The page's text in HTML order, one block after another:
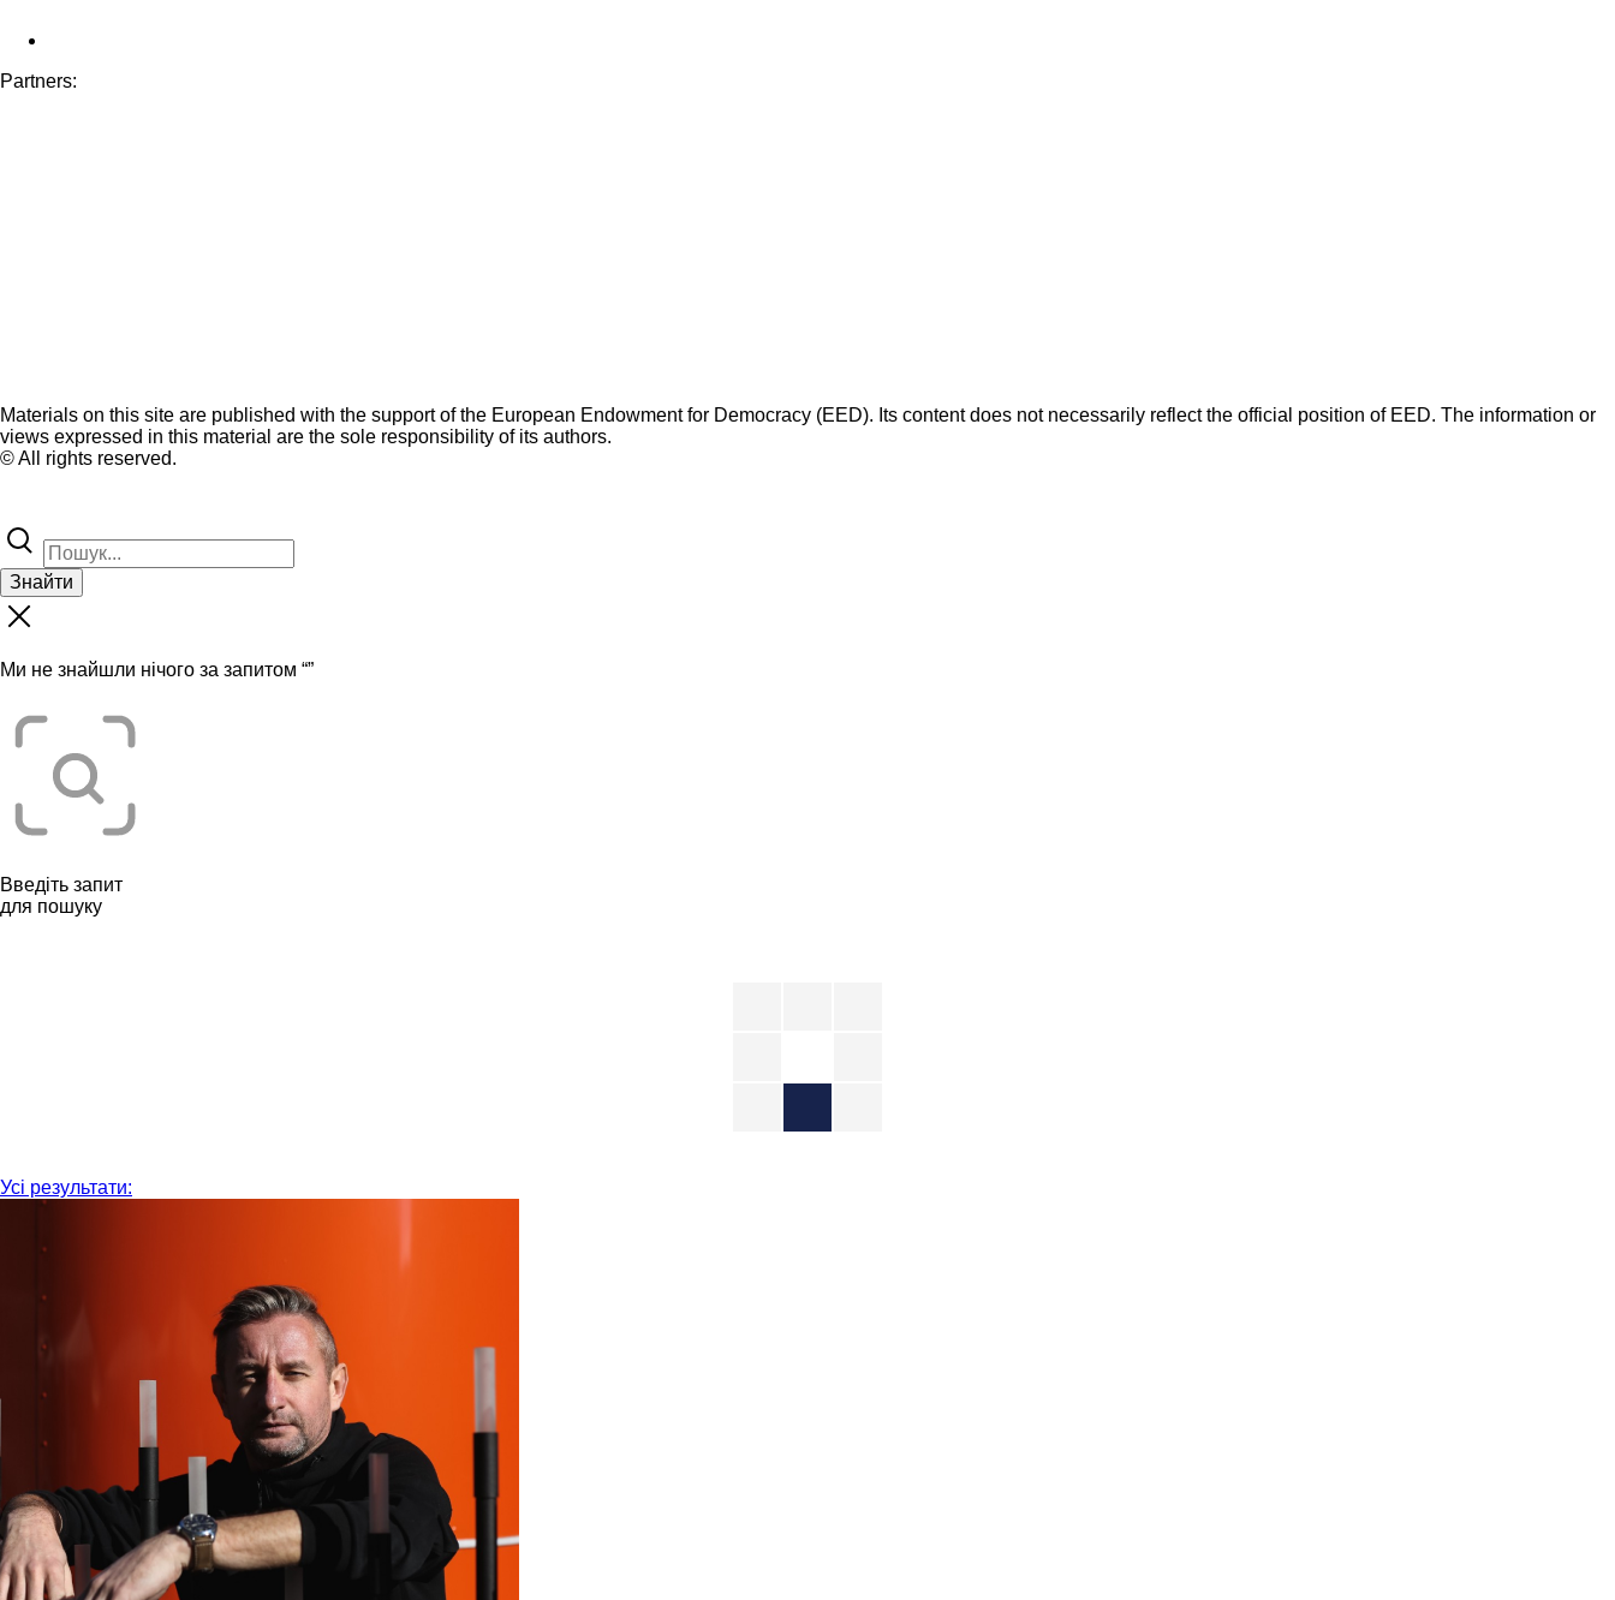
Partners:
Materials on this site are published with the support of the European Endowment for Democracy (EED). Its content does not necessarily reflect the official position of EED. The information or
views expressed in this material are the sole responsibility of its authors.
© All rights reserved.
Знайти
Ми не знайшли нічого за запитом “”
Введіть запит
для пошуку
Усі результати: